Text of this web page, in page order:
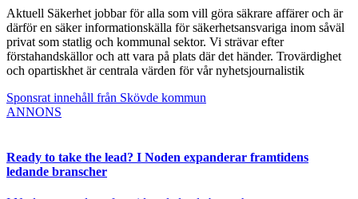
Aktuell Säkerhet jobbar för alla som vill göra säkrare affärer och är
därför en säker informationskälla för säkerhetsansvariga inom såväl
privat som statlig och kommunal sektor. Vi strävar efter
förstahandskällor och att vara på plats där det händer. Trovärdighet
och opartiskhet är centrala värden för vår nyhetsjournalistik
Sponsrat innehåll från Skövde kommun
ANNONS
Ready to take the lead? I Noden expanderar framtidens
ledande branscher